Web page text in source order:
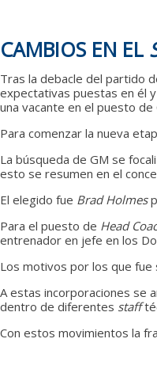
CAMBIOS EN EL
Tras la debacle del partido
expectativas puestas en él
una vacante en el puesto de
Para comenzar la nueva
La búsqueda de GM se
esto se resumen en el
El elegido fue Brad Holmes
Para el puesto de Head
entrenador en jefe en los
Los motivos por los que fue
A estas incorporaciones se
dentro de diferentes staff
Con estos movimientos la